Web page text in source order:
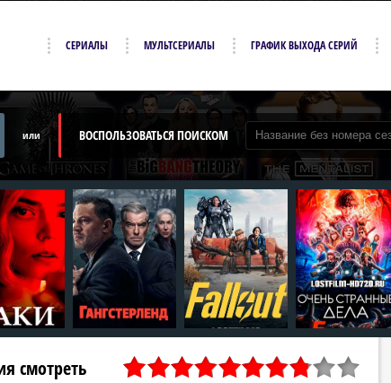
СЕРИАЛЫ МУЛЬТСЕРИАЛЫ ГРАФИК ВЫХОДА СЕРИЙ
или ВОСПОЛЬЗОВАТЬСЯ ПОИСКОМ
смотреть